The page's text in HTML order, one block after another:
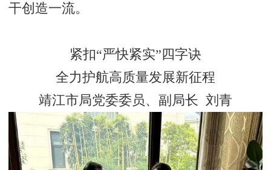
干创造一流。
紧扣“严快紧实”四字诀
全力护航高质量发展新征程
靖江市局党委委员、副局长 刘青